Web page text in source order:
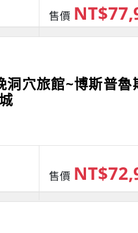
售價
穴旅館~博斯普魯
售價